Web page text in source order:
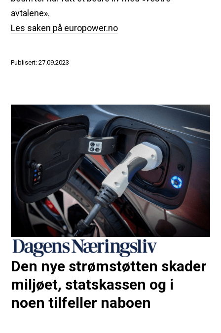
avtalene».
Les saken på europower.no
Publisert: 27.09.2023
Den nye strømstøtten skader
miljøet, statskassen og i
noen tilfeller naboen